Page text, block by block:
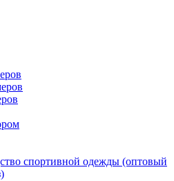
спортивной одежды (оптовый